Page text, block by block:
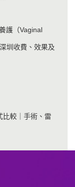
護（Vaginal
圳收費、效果及
比較｜手術、雷